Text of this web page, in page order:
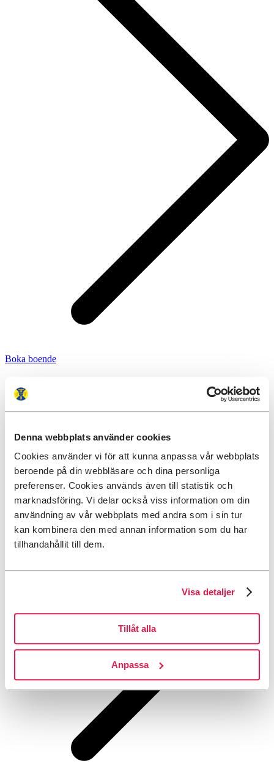
Denna webbplats använder cookies
Cookies använder vi för att kunna anpassa vår webbplats
beroende på din webbläsare och dina personliga
preferenser. Cookies används även till statistik och
marknadsföring. Vi delar också viss information om din
användning av vår webbplats med andra som i sin tur
kan kombinera den med annan information som du har
tillhandahållit till dem.
Visa detaljer
Tillåt alla
Anpassa
Boka boende